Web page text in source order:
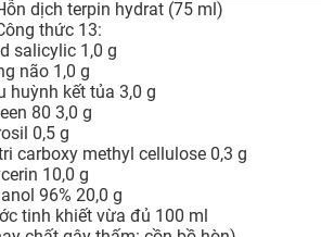
dịch terpin hydrat (75 ml)
thức 13:
salicylic 1,0 g
não 1,0 g
huỳnh kết tủa 3,0 g
80 3,0 g
0,5 g
carboxy methyl cellulose 0,3 g
10,0 g
96% 20,0 g
tinh khiết vừa đủ 100 ml